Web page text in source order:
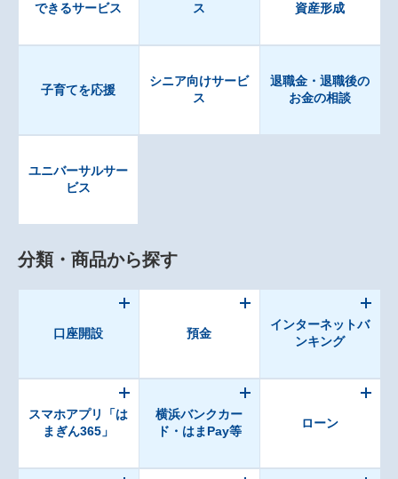
できるサービス
ス
資産形成
子育てを応援
シニア向けサービ
ス
退職金・退職後の
お金の相談
ユニバーサルサー
ビス
分類・商品から探す
口座開設 預金
インターネットバ
ンキング
スマホアプリ「は
まぎん365」
横浜バンクカー
ド・はまPay等
ローン